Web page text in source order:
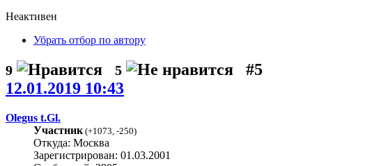
Неактивен
Убрать отбор по автору
9 5
#5
12.01.2019 10:43
Olegus t.Gl.
Участник(+1073, -250)
Откуда: Москва
Зарегистрирован: 01.03.2001